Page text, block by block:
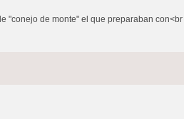
de monte" el que preparaban